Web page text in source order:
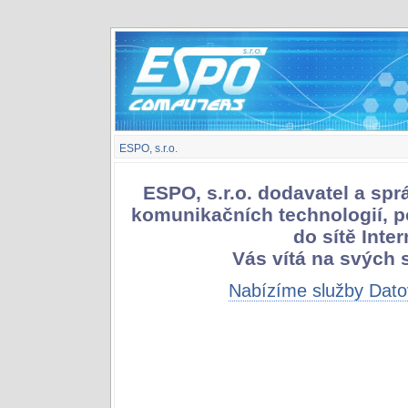
ESPO, s.r.o.
ESPO, s.r.o. dodavatel a
komunikačních technologií,
do sítě
Vás vítá na svých
Nabízíme služby